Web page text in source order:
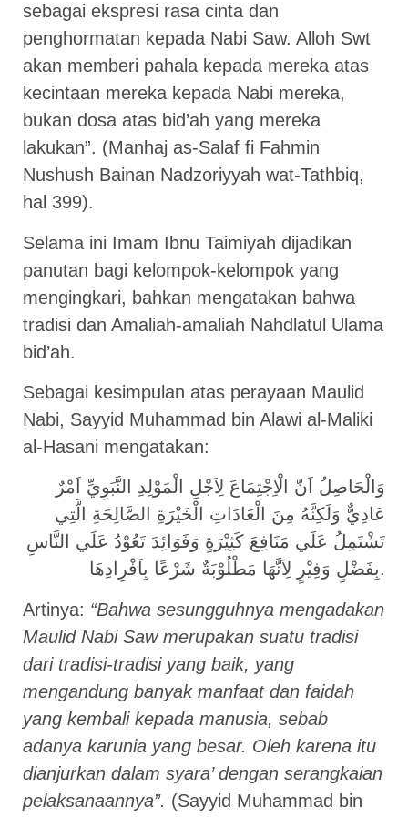
sebagai ekspresi rasa cinta dan
penghormatan kepada Nabi Saw. Alloh Swt
akan memberi pahala kepada mereka atas
kecintaan mereka kepada Nabi mereka,
bukan dosa atas bid’ah yang mereka
lakukan”. (Manhaj as-Salaf fi Fahmin
Nushush Bainan Nadzoriyyah wat-Tathbiq,
hal 399).
Selama ini Imam Ibnu Taimiyah dijadikan
panutan bagi kelompok-kelompok yang
mengingkari, bahkan mengatakan bahwa
tradisi dan Amaliah-amaliah Nahdlatul Ulama
bid’ah.
Sebagai kesimpulan atas perayaan Maulid
Nabi, Sayyid Muhammad bin Alawi al-Maliki
al-Hasani mengatakan:
وَالْحَاصِلُ اَنّ الْاِجْتِمَاعَ لِاَجْلِ الْمَوْلِدِ النَّبَوِيِّ اَمْرٌ
عَادِيٌّ وَلَكِنَّهُ مِنَ الْعَادَاتِ الْخَيْرَةِ الصَّالِحَةِ الَّتِي
تَشْتَمِلُ عَلَي مَنَافِعَ كَثِيْرَةٍ وَفَوَائِدَ تَعُوْدُ عَلَي النَّاسِ
بِفَضْلٍ وَفِيْرٍ لِاَنَّهَا مَطْلُوْبَةٌ شَرْعًا بِاَفْرِادِهَا.
Artinya: “Bahwa sesungguhnya mengadakan
Maulid Nabi Saw merupakan suatu tradisi
dari tradisi-tradisi yang baik, yang
mengandung banyak manfaat dan faidah
yang kembali kepada manusia, sebab
adanya karunia yang besar. Oleh karena itu
dianjurkan dalam syara’ dengan serangkaian
pelaksanaannya”. (Sayyid Muhammad bin